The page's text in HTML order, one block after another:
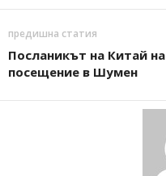
предишна статия
Посланикът на Китай на
посещение в Шумен